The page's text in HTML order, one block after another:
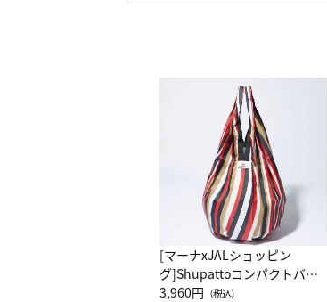
[マーナxJALショッピン
グ]Shupattoコンパクトバッ
グ Drop JAL客室乗務員
3,960円 （税込）